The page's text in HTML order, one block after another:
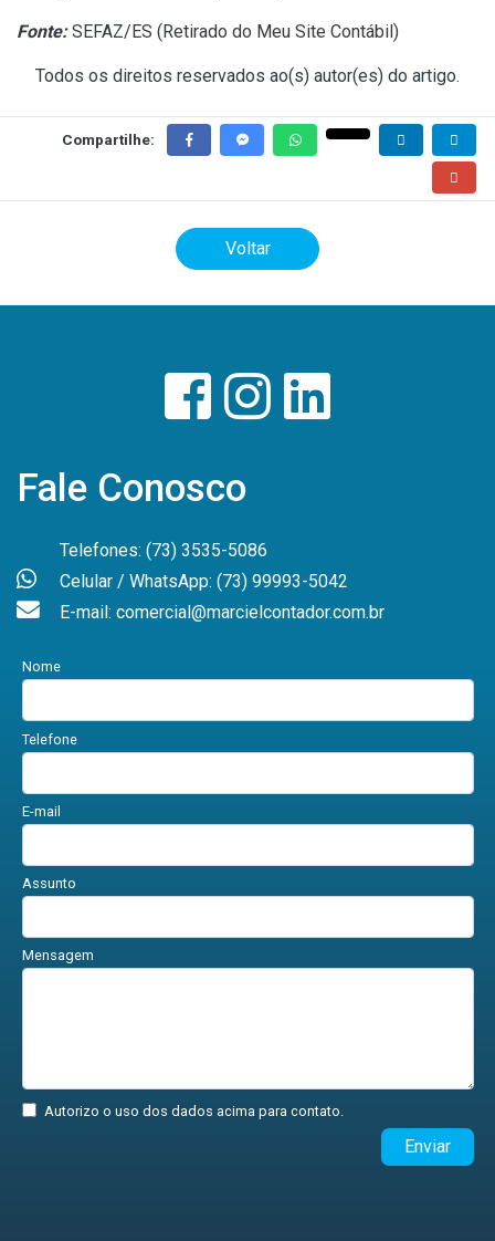
Fonte:SEFAZ/ES ( Retirado do Meu Site Contábil )
Todos os direitos reservados ao(s) autor(es) do artigo.
Compartilhe:
Voltar
Fale Conosco
Telefones: (73) 3535-5086
Celular / WhatsApp: (73) 99993-5042
E-mail: comercial@marcielcontador.com.br
Nome
Telefone
E-mail
Assunto
Mensagem
Autorizo o uso dos dados acima para contato.
Enviar